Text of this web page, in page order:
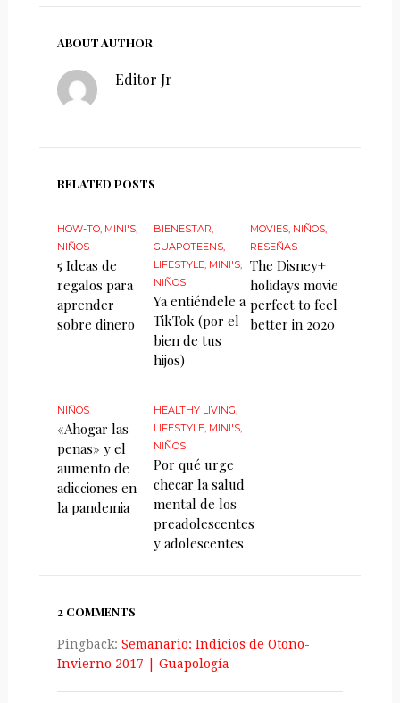
ABOUT AUTHOR
Editor Jr
RELATED POSTS
HOW-TO, MINI'S,
NIÑOS
5 Ideas de
regalos para
aprender
sobre dinero
BIENESTAR,
GUAPOTEENS,
LIFESTYLE, MINI'S,
NIÑOS
Ya entiéndele a
TikTok (por el
bien de tus
hijos)
MOVIES, NIÑOS,
RESEÑAS
The Disney+
holidays movie
perfect to feel
better in 2020
NIÑOS
«Ahogar las
penas» y el
aumento de
adicciones en
la pandemia
HEALTHY LIVING,
LIFESTYLE, MINI'S,
NIÑOS
Por qué urge
checar la salud
mental de los
preadolescentes
y adolescentes
2 COMMENTS
Pingback: Semanario: Indicios de Otoño-
Invierno 2017 | Guapologí­a